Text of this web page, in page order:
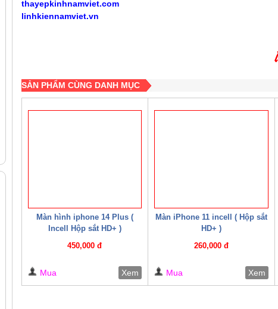
thayepkinhnamviet.com
linhkiennamviet.vn
SẢN PHẨM CÙNG DANH MỤC
Màn hình iphone 14 Plus (
Incell Hộp sắt HD+ )
450,000 đ
Mua Xem
Màn iPhone 11 incell ( Hộp sắt
HD+ )
260,000 đ
Mua Xem